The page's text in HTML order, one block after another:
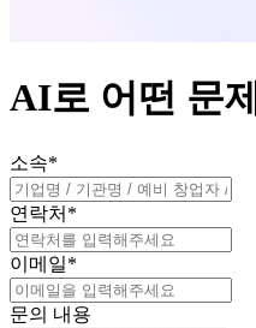
AI로 어떤 문
소속*
연락처 *
이메일*
문의 내용